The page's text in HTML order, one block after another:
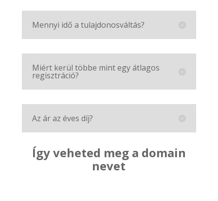
Mennyi idő a tulajdonosváltás?
Miért kerül többe mint egy átlagos
regisztráció?
Az ár az éves díj?
Így veheted meg a domain
nevet